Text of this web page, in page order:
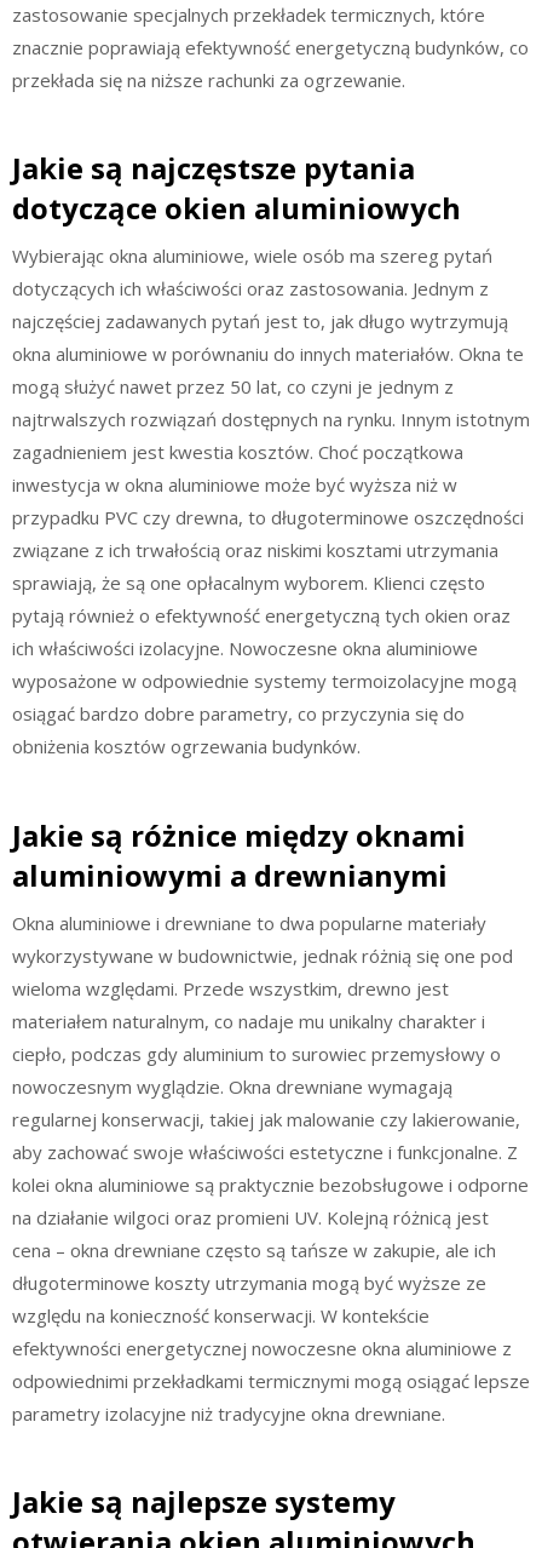
zastosowanie specjalnych przekładek termicznych, które
znacznie poprawiają efektywność energetyczną budynków, co
przekłada się na niższe rachunki za ogrzewanie.
Jakie są najczęstsze pytania
dotyczące okien aluminiowych
Wybierając okna aluminiowe, wiele osób ma szereg pytań
dotyczących ich właściwości oraz zastosowania. Jednym z
najczęściej zadawanych pytań jest to, jak długo wytrzymują
okna aluminiowe w porównaniu do innych materiałów. Okna te
mogą służyć nawet przez 50 lat, co czyni je jednym z
najtrwalszych rozwiązań dostępnych na rynku. Innym istotnym
zagadnieniem jest kwestia kosztów. Choć początkowa
inwestycja w okna aluminiowe może być wyższa niż w
przypadku PVC czy drewna, to długoterminowe oszczędności
związane z ich trwałością oraz niskimi kosztami utrzymania
sprawiają, że są one opłacalnym wyborem. Klienci często
pytają również o efektywność energetyczną tych okien oraz
ich właściwości izolacyjne. Nowoczesne okna aluminiowe
wyposażone w odpowiednie systemy termoizolacyjne mogą
osiągać bardzo dobre parametry, co przyczynia się do
obniżenia kosztów ogrzewania budynków.
Jakie są różnice między oknami
aluminiowymi a drewnianymi
Okna aluminiowe i drewniane to dwa popularne materiały
wykorzystywane w budownictwie, jednak różnią się one pod
wieloma względami. Przede wszystkim, drewno jest
materiałem naturalnym, co nadaje mu unikalny charakter i
ciepło, podczas gdy aluminium to surowiec przemysłowy o
nowoczesnym wyglądzie. Okna drewniane wymagają
regularnej konserwacji, takiej jak malowanie czy lakierowanie,
aby zachować swoje właściwości estetyczne i funkcjonalne. Z
kolei okna aluminiowe są praktycznie bezobsługowe i odporne
na działanie wilgoci oraz promieni UV. Kolejną różnicą jest
cena – okna drewniane często są tańsze w zakupie, ale ich
długoterminowe koszty utrzymania mogą być wyższe ze
względu na konieczność konserwacji. W kontekście
efektywności energetycznej nowoczesne okna aluminiowe z
odpowiednimi przekładkami termicznymi mogą osiągać lepsze
parametry izolacyjne niż tradycyjne okna drewniane.
Jakie są najlepsze systemy